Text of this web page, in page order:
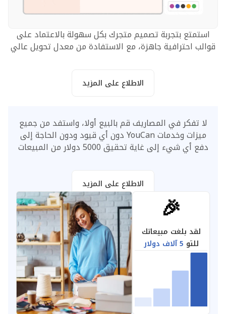
استمتع بتجربة تصميم متجرك بكل سهولة بالاعتماد على
قوالب احترافية جاهزة، مع الاستفادة من معدل تحويل عالي
الاطلاع على المزيد
لا تفكر في المصاريف قم بالبيع أولا، واستفد من جميع
ميزات وخدمات YouCan دون أي قيود ودون الحاجة إلى
دفع أي شيء إلى غاية تحقيق 5000 دولار من المبيعات
الاطلاع على المزيد
🎉
لقد بلغت مبيعاتك
للتو 5 آلاف دولار